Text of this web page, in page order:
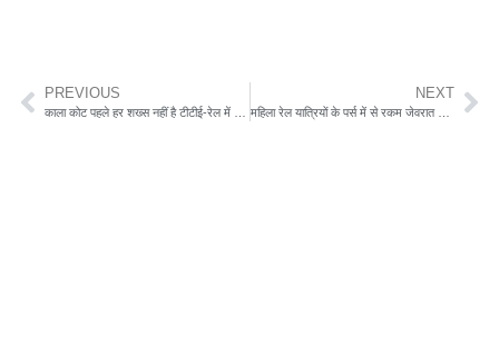
PREVIOUS NEXT